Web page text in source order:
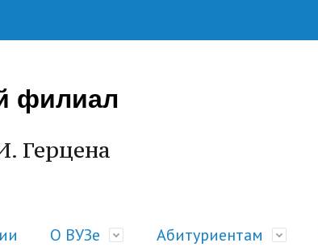
филиал
Герцена
О ВУЗе Абитуриентам